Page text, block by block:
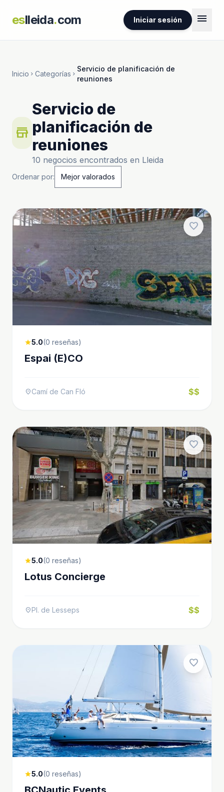
eslleida.com Iniciar sesión menu
Inicio chevron_right Categorías chevron_right
Servicio de planificación de
reuniones
store
Servicio de
planificación de
reuniones
10 negocios encontrados en Lleida
Ordenar por:
favorite
star5.0(0 reseñas)
Espai (E)CO
location_onCamí de Can Fló $$
favorite
star5.0(0 reseñas)
Lotus Concierge
location_onPl. de Lesseps $$
favorite
star5.0(0 reseñas)